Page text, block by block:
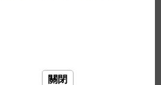
關閉